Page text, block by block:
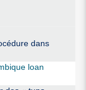
dans
loan